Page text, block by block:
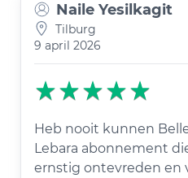
Naile Yesilkagit
Tilburg
9 april 2026
Heb nooit kunnen
Lebara abonnement
ernstig ontevreden en